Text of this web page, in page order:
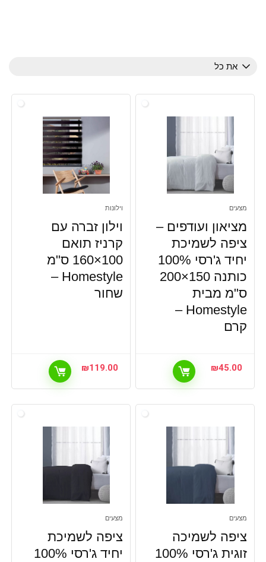
את כל
מצעים
מציאון ועודפים –
ציפה לשמיכת
יחיד ג'רסי 100%
כותנה 150×200
ס"מ מבית
Homestyle –
קרם
₪45.00
וילונות
וילון זברה עם
קרניז תואם
100×160 ס"מ
Homestyle –
שחור
₪119.00
מצעים
ציפה לשמיכה
זוגית ג'רסי 100%
מצעים
ציפה לשמיכת
יחיד ג'רסי 100%